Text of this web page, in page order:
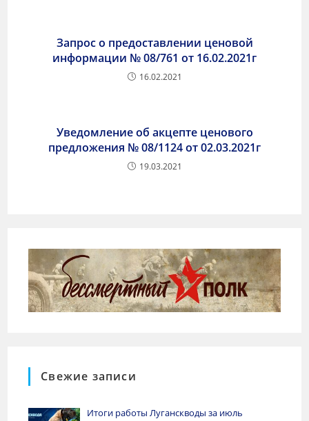
Запрос о предоставлении ценовой
информации № 08/761 от 16.02.2021г
16.02.2021
Уведомление об акцепте ценового
предложения № 08/1124 от 02.03.2021г
19.03.2021
Свежие записи
Итоги работы Луганскводы за июль